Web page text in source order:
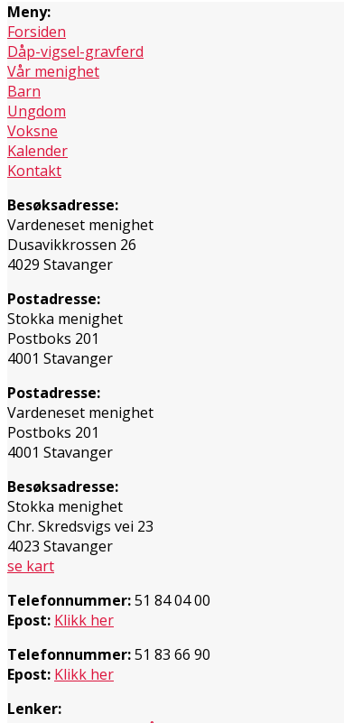
Meny:
Forsiden
Dåp-vigsel-gravferd
Vår menighet
Barn
Ungdom
Voksne
Kalender
Kontakt
Besøksadresse:
Vardeneset menighet
Dusavikkrossen 26
4029 Stavanger
Postadresse:
Stokka menighet
Postboks 201
4001 Stavanger
Postadresse:
Vardeneset menighet
Postboks 201
4001 Stavanger
Besøksadresse:
Stokka menighet
Chr. Skredsvigs vei 23
4023 Stavanger
se kart
Telefonnummer:51 84 04 00
Epost: Klikk her
Telefonnummer:51 83 66 90
Epost: Klikk her
Lenker: